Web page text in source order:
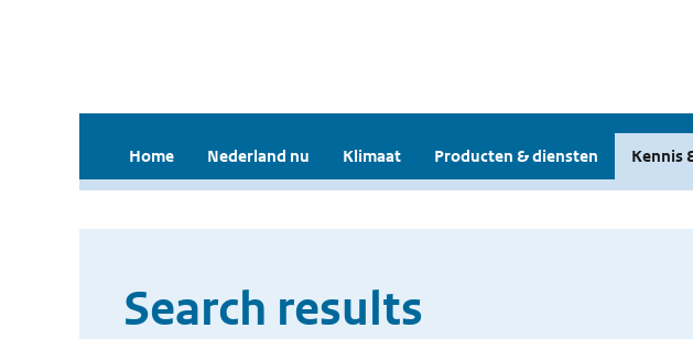
Home Nederland nu Klimaat Producten & diensten Kennis
Search results